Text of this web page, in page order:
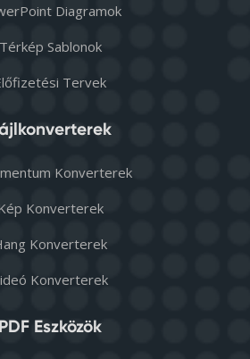
Diagramok
Térkép Sablonok
Tervek
Konverterek
Konverterek
Konverterek
Konverterek
PDF Eszközök